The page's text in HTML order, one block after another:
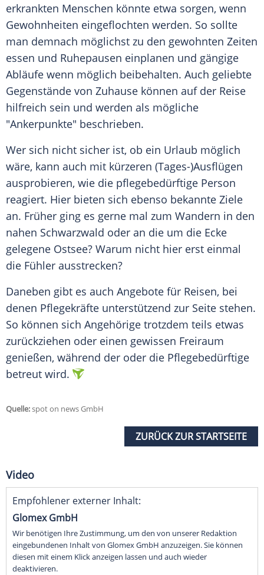
erkrankten Menschen könnte etwa sorgen, wenn
Gewohnheiten eingeflochten werden. So sollte
man demnach möglichst zu den gewohnten Zeiten
essen und Ruhepausen einplanen und gängige
Abläufe wenn möglich beibehalten. Auch geliebte
Gegenstände von Zuhause können auf der Reise
hilfreich sein und werden als mögliche
"Ankerpunkte" beschrieben.
Wer sich nicht sicher ist, ob ein Urlaub möglich
wäre, kann auch mit kürzeren (Tages-)Ausflügen
ausprobieren, wie die pflegebedürftige Person
reagiert. Hier bieten sich ebenso bekannte Ziele
an. Früher ging es gerne mal zum Wandern in den
nahen Schwarzwald oder an die um die Ecke
gelegene Ostsee? Warum nicht hier erst einmal
die Fühler ausstrecken?
Daneben gibt es auch Angebote für Reisen, bei
denen Pflegekräfte unterstützend zur Seite stehen.
So können sich Angehörige trotzdem teils etwas
zurückziehen oder einen gewissen Freiraum
genießen, während der oder die Pflegebedürftige
betreut wird.
Quelle:spot on news GmbH
ZURÜCK ZUR STARTSEITE
Video
Empfohlener externer Inhalt:
Glomex GmbH
Wir benötigen Ihre Zustimmung, um den von unserer Redaktion
eingebundenen Inhalt von Glomex GmbH anzuzeigen. Sie können
diesen mit einem Klick anzeigen lassen und auch wieder
deaktivieren.